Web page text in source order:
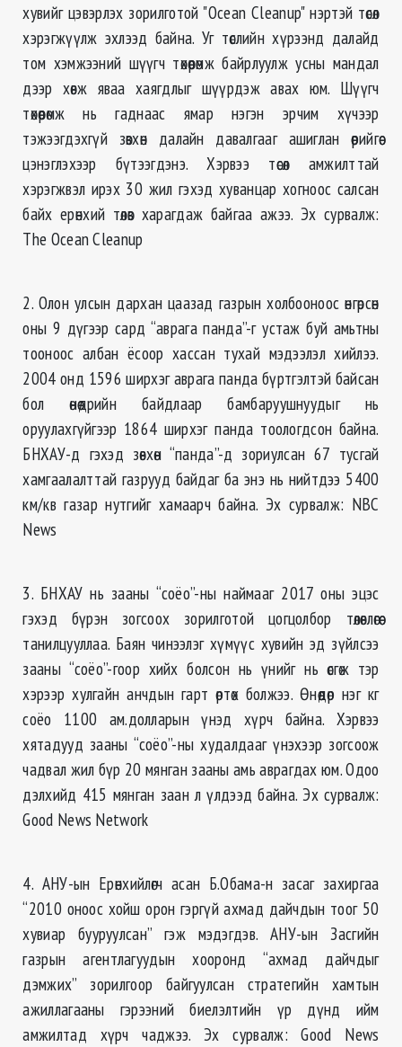
хувийг цэвэрлэх зорилготой "Ocean Cleanup" нэртэй төсөл
хэрэгжүүлж эхлээд байна. Уг төслийн хүрээнд далайд
том хэмжээний шүүгч төхөөрөмж байрлуулж усны мандал
дээр хөвж яваа хаягдлыг шүүрдэж авах юм. Шүүгч
төхөөрөмж нь гаднаас ямар нэгэн эрчим хүчээр
тэжээгдэхгүй зөвхөн далайн давалгааг ашиглан өөрийгөө
цэнэглэхээр бүтээгдэнэ. Хэрвээ төсөл амжилттай
хэрэгжвэл ирэх 30 жил гэхэд хуванцар хогноос салсан
байх ерөнхий төлөв харагдаж байгаа ажээ. Эх сурвалж:
The Ocean Cleanup
2. Олон улсын дархан цаазад газрын холбооноос өнгөрсөн
оны 9 дүгээр сард “аврага панда”-г устаж буй амьтны
тооноос албан ёсоор хассан тухай мэдээлэл хийлээ.
2004 онд 1596 ширхэг аврага панда бүртгэлтэй байсан
бол өнөөдрийн байдлаар бамбаруушнуудыг нь
оруулахгүйгээр 1864 ширхэг панда тоологдсон байна.
БНХАУ-д гэхэд зөвхөн “панда”-д зориулсан 67 тусгай
хамгаалалттай газрууд байдаг ба энэ нь нийтдээ 5400
км/кв газар нутгийг хамаарч байна. Эх сурвалж: NBC
News
3. БНХАУ нь зааны “соёо”-ны наймааг 2017 оны эцэс
гэхэд бүрэн зогсоох зорилготой цогцолбор төлөвлөгөө
танилцууллаа. Баян чинээлэг хүмүүс хувийн эд зүйлсээ
зааны “соёо”-гоор хийх болсон нь үнийг нь өсгөж тэр
хэрээр хулгайн анчдын гарт өртөх болжээ. Өнөөдөр нэг кг
соёо 1100 ам.долларын үнэд хүрч байна. Хэрвээ
хятадууд зааны “соёо”-ны худалдааг үнэхээр зогсоож
чадвал жил бүр 20 мянган зааны амь аврагдах юм. Одоо
дэлхийд 415 мянган заан л үлдээд байна. Эх сурвалж:
Good News Network
4. АНУ-ын Ерөнхийлөгч асан Б.Обама-н засаг захиргаа
“2010 оноос хойш орон гэргүй ахмад дайчдын тоог 50
хувиар бууруулсан” гэж мэдэгдэв. АНУ-ын Засгийн
газрын агентлагуудын хооронд “ахмад дайчдыг
дэмжих” зорилгоор байгуулсан стратегийн хамтын
ажиллагааны гэрээний биелэлтийн үр дүнд ийм
амжилтад хүрч чаджээ. Эх сурвалж: Good News